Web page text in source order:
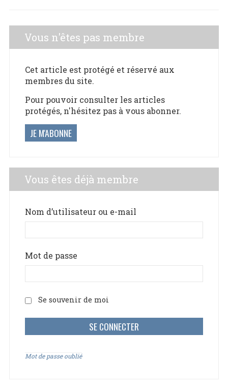
Vous n'êtes pas membre
Cet article est protégé et réservé aux
membres du site.
Pour pouvoir consulter les articles
protégés, n'hésitez pas à vous abonner.
JE M'ABONNE
Vous êtes déjà membre
Nom d’utilisateur ou e-mail
Mot de passe
Se souvenir de moi
Mot de passe oublié